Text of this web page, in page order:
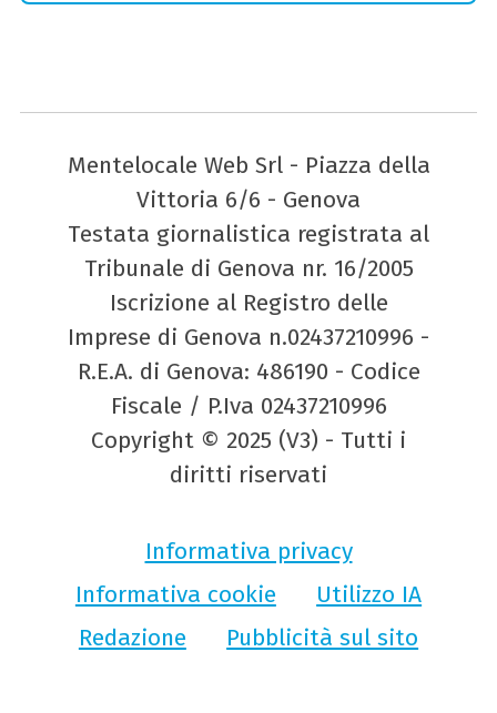
Mentelocale Web Srl - Piazza della
Vittoria 6/6 - Genova
Testata giornalistica registrata al
Tribunale di Genova nr. 16/2005
Iscrizione al Registro delle
Imprese di Genova n.02437210996 -
R.E.A. di Genova: 486190 - Codice
Fiscale / P.Iva 02437210996
Copyright © 2025 (V3) - Tutti i
diritti riservati
Informativa privacy
Informativa cookie
Utilizzo IA
Redazione
Pubblicità sul sito